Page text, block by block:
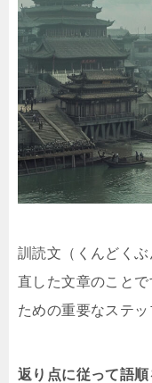
訓読文（くんどく
直した文章のこと
ための重要なステッ
返り点に従って語